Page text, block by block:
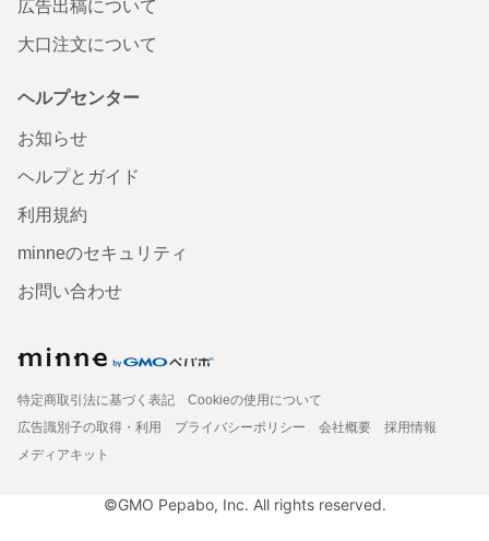
広告出稿について
大口注文について
ヘルプセンター
お知らせ
ヘルプとガイド
利用規約
minneのセキュリティ
お問い合わせ
特定商取引法に基づく表記
Cookieの使用について
広告識別子の取得・利用
プライバシーポリシー 会社概要
採用情報
メディアキット
©GMO Pepabo, Inc. All rights reserved.